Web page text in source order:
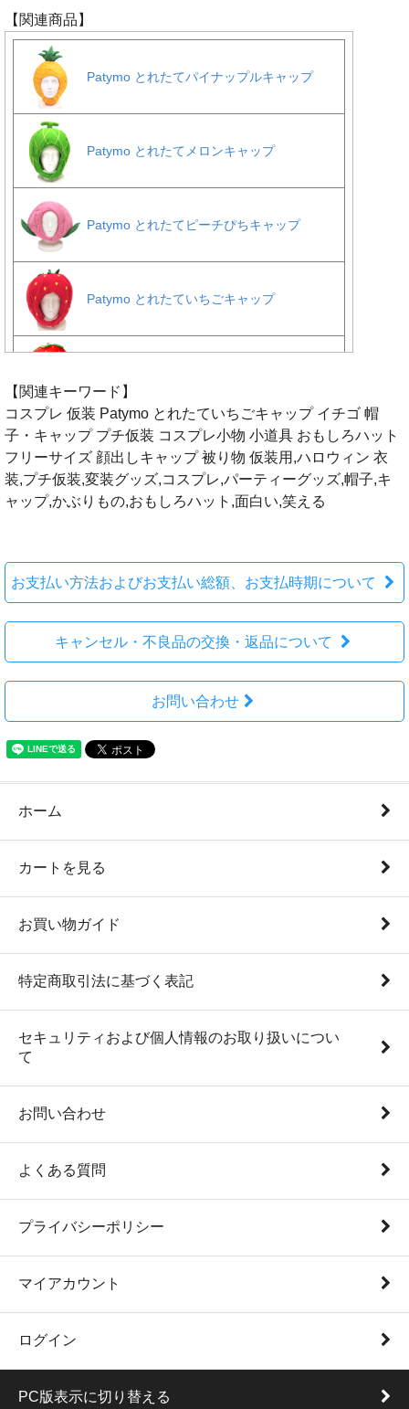
【関連商品】
【関連キーワード】
コスプレ 仮装 Patymo とれたていちごキャップ イチゴ 帽
子・キャップ プチ仮装 コスプレ小物 小道具 おもしろハット
フリーサイズ 顔出しキャップ 被り物 仮装用,ハロウィン 衣
装,プチ仮装,変装グッズ,コスプレ,パーティーグッズ,帽子,キ
ャップ,かぶりもの,おもしろハット,面白い,笑える
お支払い方法およびお支払い総額、お支払時期について
キャンセル・不良品の交換・返品について
お問い合わせ
ホーム
カートを見る
お買い物ガイド
特定商取引法に基づく表記
セキュリティおよび個人情報のお取り扱いについ
て
お問い合わせ
よくある質問
プライバシーポリシー
マイアカウント
ログイン
PC版表示に切り替える